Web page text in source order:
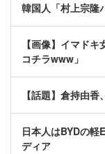
韓国人「村上宗隆
【画像】イマド
コチラwww」
【話題】倉持由
日本人はBYDの
ディア